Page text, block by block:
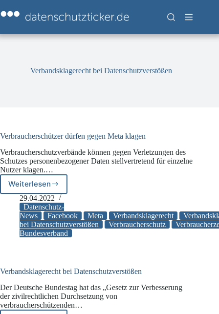
Inhalt
springen
Verbandsklagerecht bei Datenschutzverstößen
Verbraucherschützer dürfen gegen Meta klagen
Verbraucherschutzverbände können gegen Verletzungen des
Schutzes personenbezogener Daten stellvertretend für einzelne
Nutzer klagen.…
WeiterlesenVerbraucherschützer
dürfen
gegen
Meta
klagen
29.04.2022
Datenschutz-
News
Facebook Meta Verbandsklagerecht
bei Datenschutzverstößen
Verbraucherschutz
Bundesverband
Verbandsklagerecht bei Datenschutzverstößen
Der Deutsche Bundestag hat das „Gesetz zur Verbesserung
der zivilrechtlichen Durchsetzung von
verbraucherschützenden…